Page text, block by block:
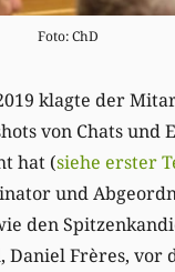
Foto: ChD
klagte der
von Chats und
hat (siehe erster
und
den
Daniel Frères, vor